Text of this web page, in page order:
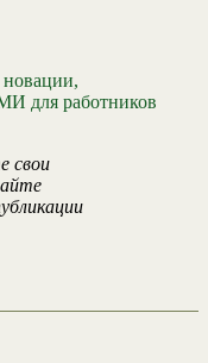
для работников
свои